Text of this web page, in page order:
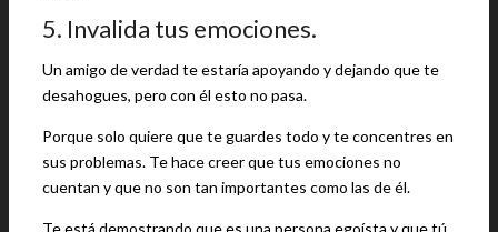
5. Invalida tus emociones.
Un amigo de verdad te estaría apoyando y dejando que te
desahogues, pero con él esto no pasa.
Porque solo quiere que te guardes todo y te concentres en
sus problemas. Te hace creer que tus emociones no
cuentan y que no son tan importantes como las de él.
Te está demostrando que es una persona egoísta y que tú